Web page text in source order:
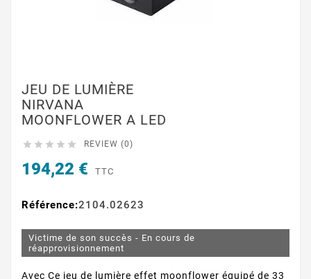
JEU DE LUMIÈRE
NIRVANA
MOONFLOWER A LED
     REVIEW (0)
194,22 € TTC
Référence:2104.02623
Victime de son succès - En cours de
réapprovisionnement
Avec Ce jeu de lumière effet moonflower équipé de 33